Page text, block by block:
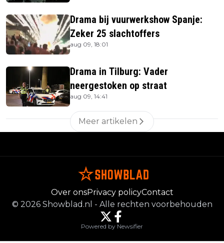
Drama bij vuurwerkshow Spanje:
Zeker 25 slachtoffers
aug 09, 18:01
Drama in Tilburg: Vader
neergestoken op straat
aug 09, 14:41
Meer artikelen
Over onsPrivacy policyContact
© 2026 Showblad.nl - Alle rechten voorbehouden
Powered by Newsifier